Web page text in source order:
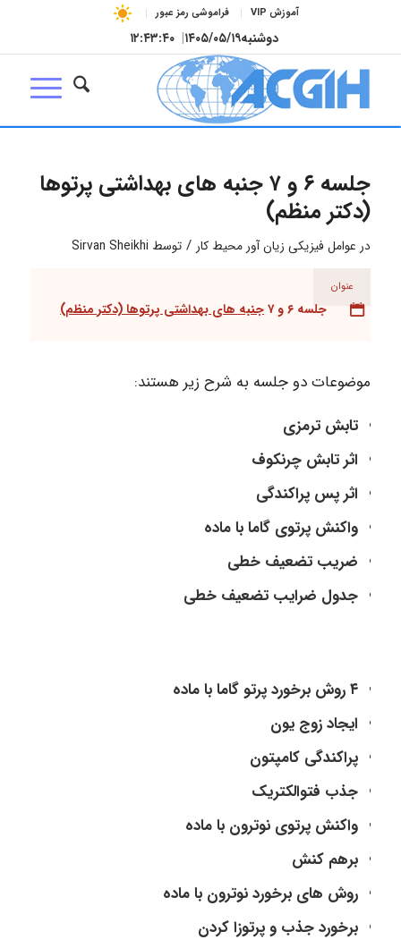
آموزش VIP فراموشی رمز عبور
دوشنبه۱۴۰۵/۰۵/۱۹| ۱۲:۴۳:۴۰
جلسه ۶ و ۷ جنبه های بهداشتی پرتوها
(دکتر منظم)
در عوامل فیزیکی زیان آور محیط کار / توسط Sirvan Sheikhi
عنوان
جلسه ۶ و ۷ جنبه های بهداشتی پرتوها (دکتر منظم)
موضوعات دو جلسه به شرح زیر هستند:
تابش ترمزی
اثر تابش چرنکوف
اثر پس پراکندگی
واکنش پرتوی گاما با ماده
ضریب تضعیف خطی
جدول ضرایب تضعیف خطی
۴ روش برخورد پرتو گاما با ماده
ایجاد زوج یون
پراکندگی کامپتون
جذب فتوالکتریک
واکنش پرتوی نوترون با ماده
برهم کنش
روش های برخورد نوترون با ماده
برخورد جذب و پرتوزا کردن